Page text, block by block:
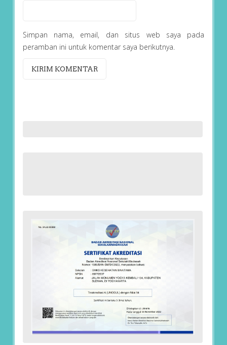
Simpan nama, email, dan situs web saya pada
peramban ini untuk komentar saya berikutnya.